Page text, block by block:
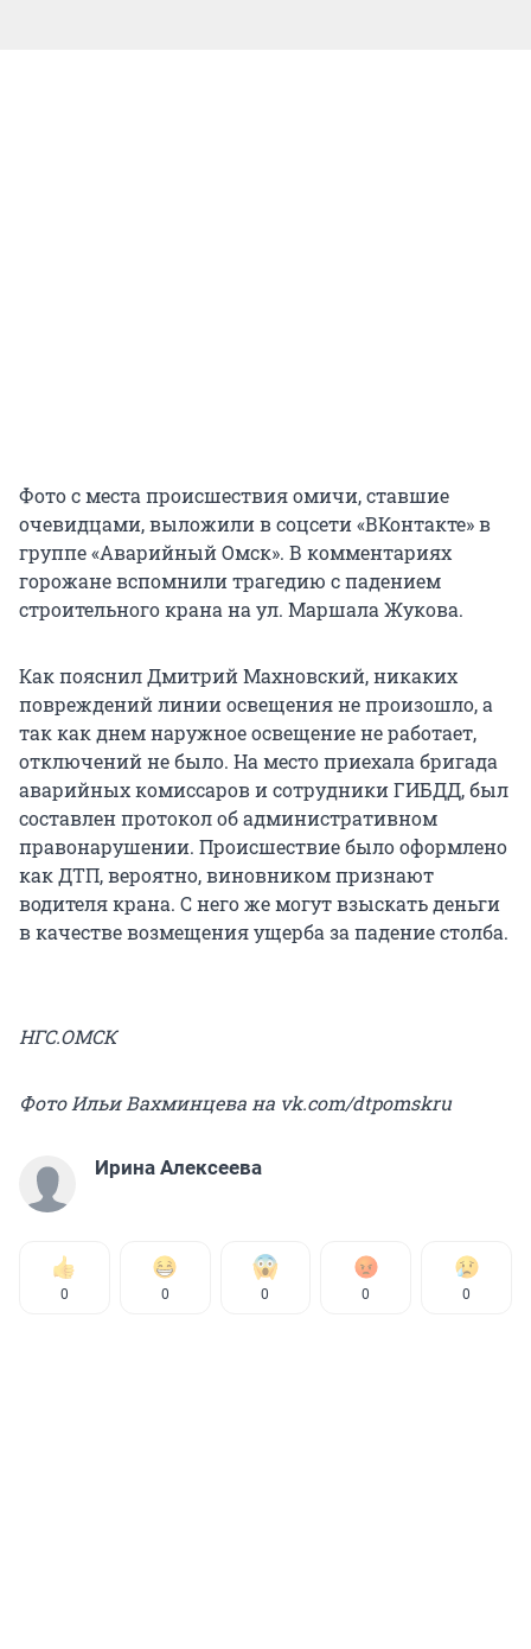
Фото с места происшествия омичи, ставшие
очевидцами, выложили в соцсети «ВКонтакте» в
группе «Аварийный Омск». В комментариях
горожане вспомнили трагедию с падением
строительного крана на ул. Маршала Жукова.
Как пояснил Дмитрий Махновский, никаких
повреждений линии освещения не произошло, а
так как днем наружное освещение не работает,
отключений не было. На место приехала бригада
аварийных комиссаров и сотрудники ГИБДД, был
составлен протокол об административном
правонарушении. Происшествие было оформлено
как ДТП, вероятно, виновником признают
водителя крана. С него же могут взыскать деньги
в качестве возмещения ущерба за падение столба.
НГС.ОМСК
Фото Ильи Вахминцева на vk.com/dtpomskru
Ирина Алексеева
0 0 0 0 0